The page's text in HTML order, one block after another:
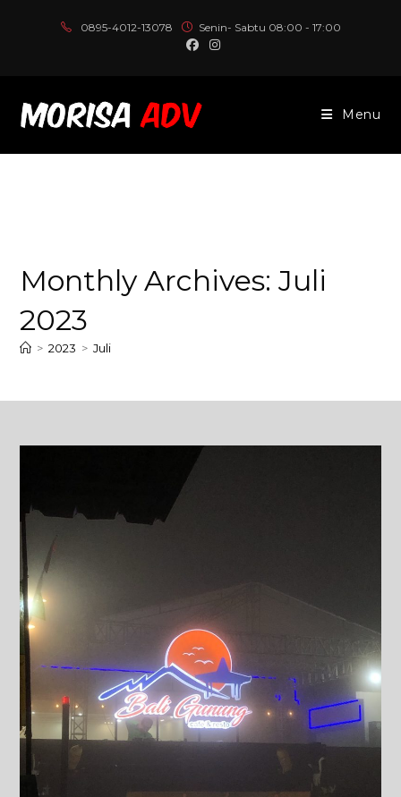
0895-4012-13078 Senin- Sabtu 08:00 - 17:00
Menu
Monthly Archives: Juli
2023
> 2023 > Juli